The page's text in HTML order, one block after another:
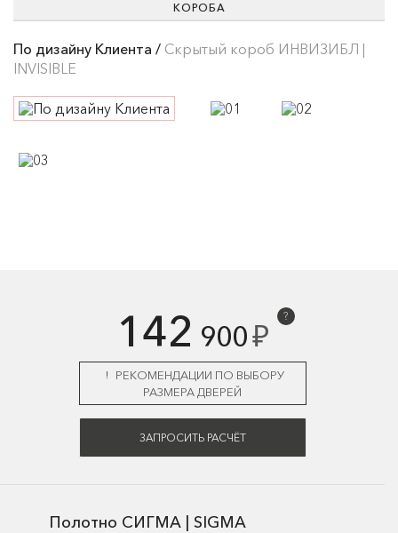
КОРОБА
По дизайну Клиента / Скрытый короб ИНВИЗИБЛ |
INVISIBLE
142 900₽
?
РЕКОМЕНДАЦИИ ПО ВЫБОРУ
РАЗМЕРА ДВЕРЕЙ
ЗАПРОСИТЬ РАСЧЁТ
Полотно СИГМА | SIGMA